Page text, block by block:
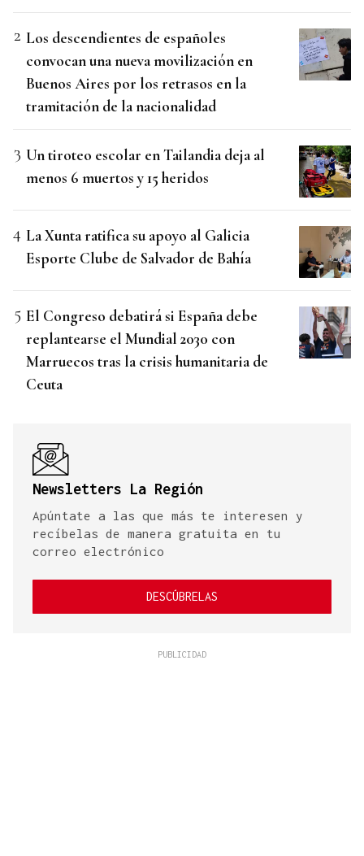
Los descendientes de españoles
convocan una nueva movilización en
Buenos Aires por los retrasos en la
tramitación de la nacionalidad
Un tiroteo escolar en Tailandia deja al
menos 6 muertos y 15 heridos
La Xunta ratifica su apoyo al Galicia
Esporte Clube de Salvador de Bahía
El Congreso debatirá si España debe
replantearse el Mundial 2030 con
Marruecos tras la crisis humanitaria de
Ceuta
Newsletters La Región
Apúntate a las que más te interesen y
recíbelas de manera gratuita en tu
correo electrónico
DESCÚBRELAS